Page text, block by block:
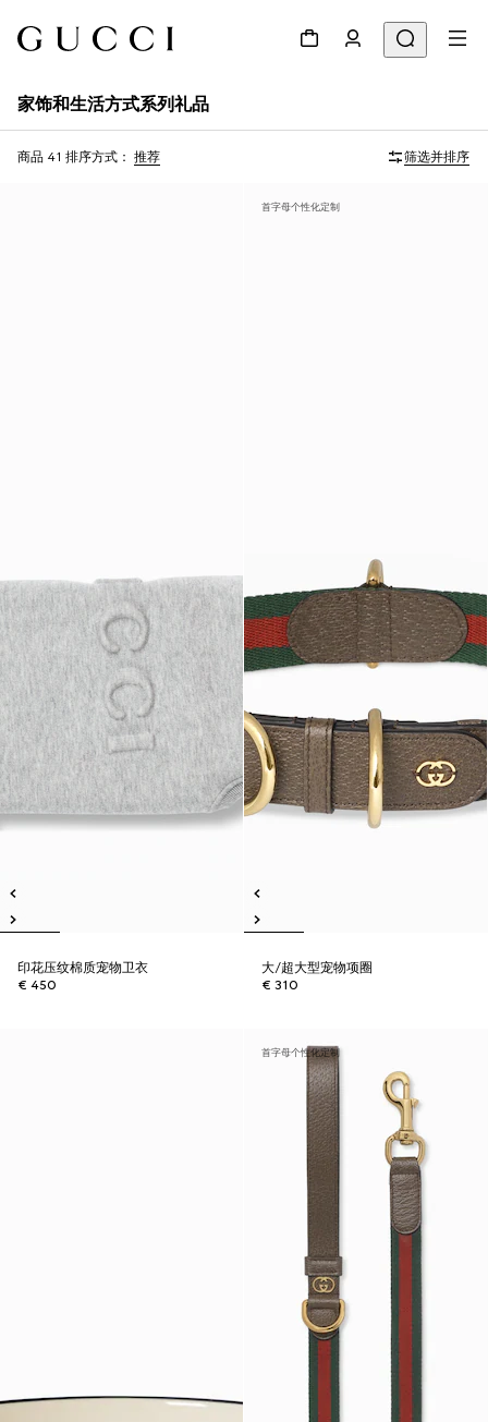
家饰和生活方式系列礼品
商品 41 排序方式： 推荐 筛选并排序
印花压纹棉质宠物卫衣
€ 450
首字母个性化定制
大/超大型宠物项圈
€ 310
首字母个性化定制